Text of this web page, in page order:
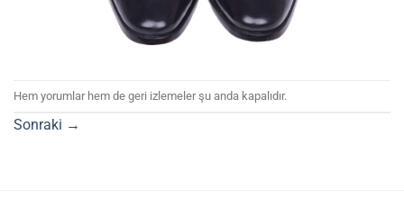
Hem yorumlar hem de geri izlemeler şu anda kapalıdır.
Sonraki →